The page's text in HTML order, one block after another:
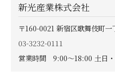
新光産業株式会社
〒160-0021 新宿区歌舞伎町一
03-3232-0111
営業時間 9:00〜18:00 土日